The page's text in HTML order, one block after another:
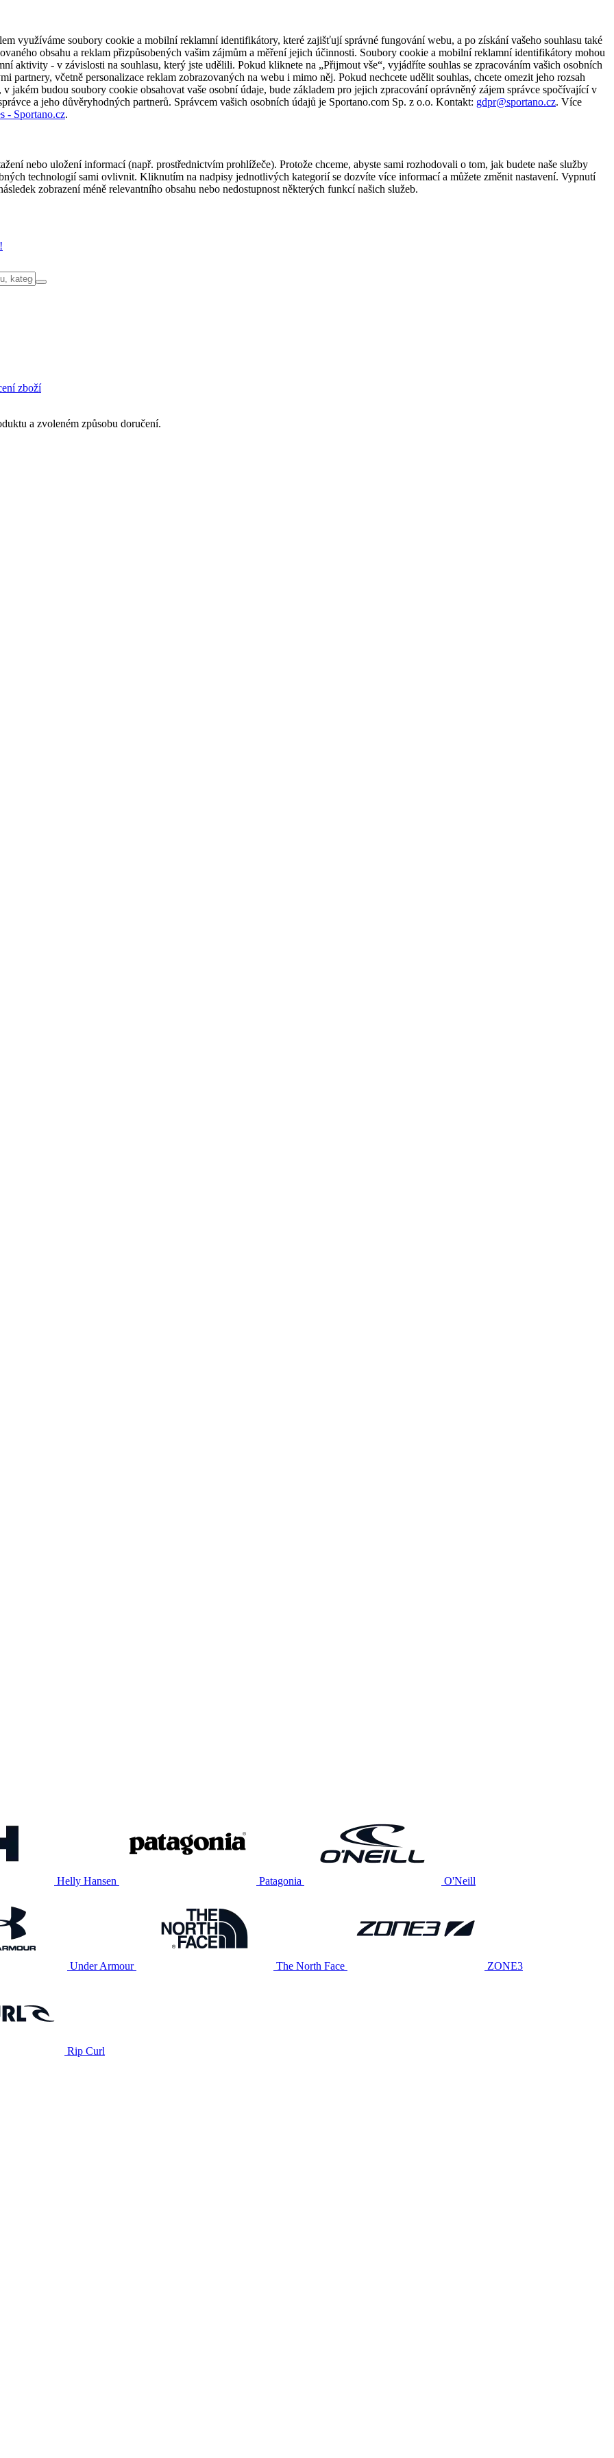
využíváme soubory cookie a mobilní reklamní identifikátory, které zajišťují správné fungování webu, a po získání vašeho souhlasu také
obsahu a reklam přizpůsobených vašim zájmům a měření jejich účinnosti. Soubory cookie a mobilní reklamní identifikátory mohou
aktivity - v závislosti na souhlasu, který jste udělili. Pokud kliknete na „Přijmout vše“, vyjádříte souhlas se zpracováním vašich osobních
včetně personalizace reklam zobrazovaných na webu i mimo něj. Pokud nechcete udělit souhlas, chcete omezit jeho rozsah
jakém budou soubory cookie obsahovat vaše osobní údaje, bude základem pro jejich zpracování oprávněný zájem správce spočívající v
a jeho důvěryhodných partnerů. Správcem vašich osobních údajů je Sportano.com Sp. z o.o. Kontakt: gdpr@sportano.cz. Více
- Sportano.cz.
nebo uložení informací (např. prostřednictvím prohlížeče). Protože chceme, abyste sami rozhodovali o tom, jak budete naše služby
technologií sami ovlivnit. Kliknutím na nadpisy jednotlivých kategorií se dozvíte více informací a můžete změnit nastavení. Vypnutí
zobrazení méně relevantního obsahu nebo nedostupnost některých funkcí našich služeb.
zboží
a zvoleném způsobu doručení.
Helly Hansen Patagonia O'Neill
Under Armour The North Face ZONE3
Rip Curl